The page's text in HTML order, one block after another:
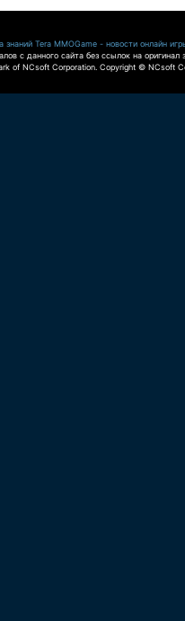
знаний Tera MMOGame - новости онлайн
с данного сайта без ссылок на оригинал
of NCsoft Corporation. Copyright © NCsoft